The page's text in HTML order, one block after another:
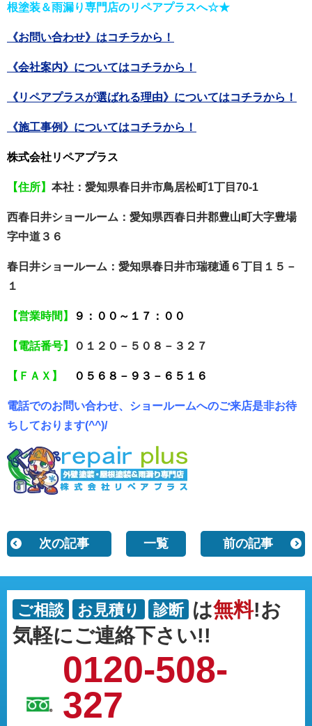
根塗装＆雨漏り専門店のリペアプラスへ☆★
《お問い合わせ》はコチラから！
《会社案内》についてはコチラから！
《リペアプラスが選ばれる理由》についてはコチラから！
《施工事例》についてはコチラから！
株式会社リペアプラス
【住所】 本社：愛知県春日井市鳥居松町1丁目70-1
西春日井ショールーム：愛知県西春日井郡豊山町大字豊場
字中道３６
春日井ショールーム：愛知県春日井市瑞穂通６丁目１５－
１
【営業時間】 ９：００～１７：００
【電話番号】 ０１２０－５０８－３２７
【ＦＡＸ】 ０５６８－９３－６５１６
電話でのお問い合わせ、ショールームへのご来店是非お待
ちしております(^^)/
次の記事 一覧 前の記事
ご相談 お見積り 診断 は無料!お
気軽にご連絡下さい!!
0120-508-
327